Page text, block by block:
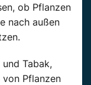
ob Pflanzen
nach außen
Tabak,
Pflanzen